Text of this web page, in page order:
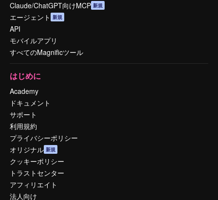
Claude/ChatGPT向けMCP 新規
エージェント 新規
API
モバイルアプリ
すべてのMagnificツール
はじめに
Academy
ドキュメント
サポート
利用規約
プライバシーポリシー
オリジナル 新規
クッキーポリシー
トラストセンター
アフィリエイト
法人向け